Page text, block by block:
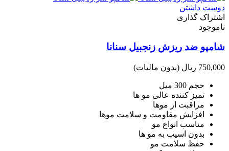
دوست داشتن
اشتراک گذاری
ناموجود
شامپو ضد ریزش زنجبیل سنانا
750,000 ریال (بدون مالیات)
حجم 300 میل
تمیز کننده عالی مو ها
مراقبت از موها
افزایش مقاومت و سلامت موها
مناسب انواع مو
بدون اسیب به مو ها
حفظ سلامت مو